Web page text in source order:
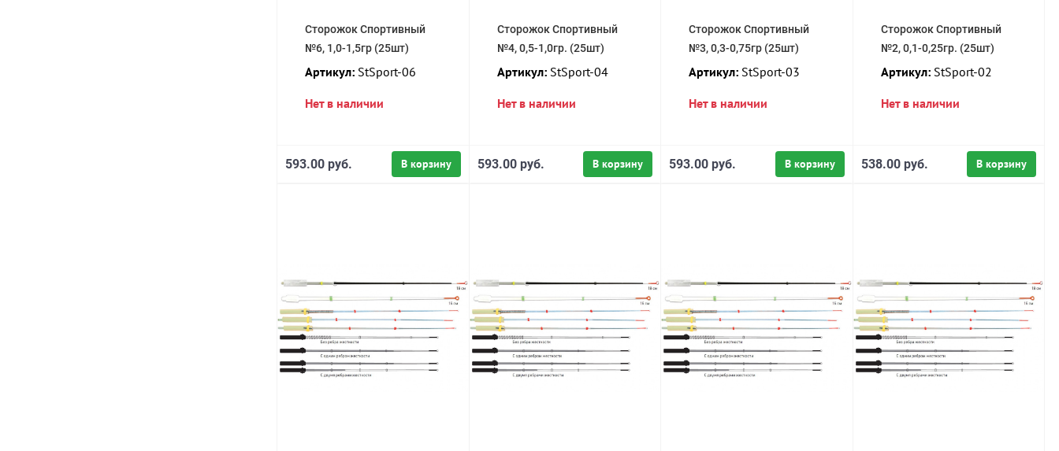
Сторожок Спортивный
№6, 1,0-1,5гр (25шт)
Артикул: StSport-06
Нет в наличии
В корзину
593.00 руб.
Сторожок Спортивный
№4, 0,5-1,0гр. (25шт)
Артикул:StSport-04
Нет в наличии
В корзину
593.00 руб.
Сторожок Спортивный
№3, 0,3-0,75гр (25шт)
Артикул: StSport-03
Нет в наличии
В корзину
593.00 руб.
Сторожок Спортивный
№2, 0,1-0,25гр. (25шт)
Артикул:StSport-02
Нет в наличии
В корзину
538.00 руб.